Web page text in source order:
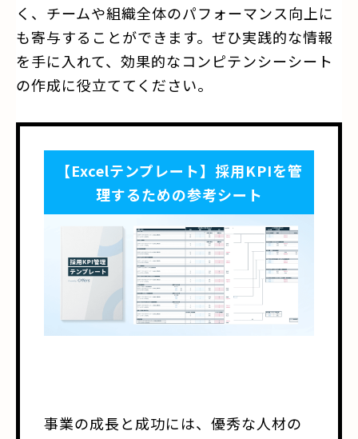
く、チームや組織全体のパフォーマンス向上に
も寄与することができます。ぜひ実践的な情報
を手に入れて、効果的なコンピテンシーシート
の作成に役立ててください。
【Excelテンプレート】採用KPIを管
理するための参考シート
事業の成長と成功には、優秀な人材の